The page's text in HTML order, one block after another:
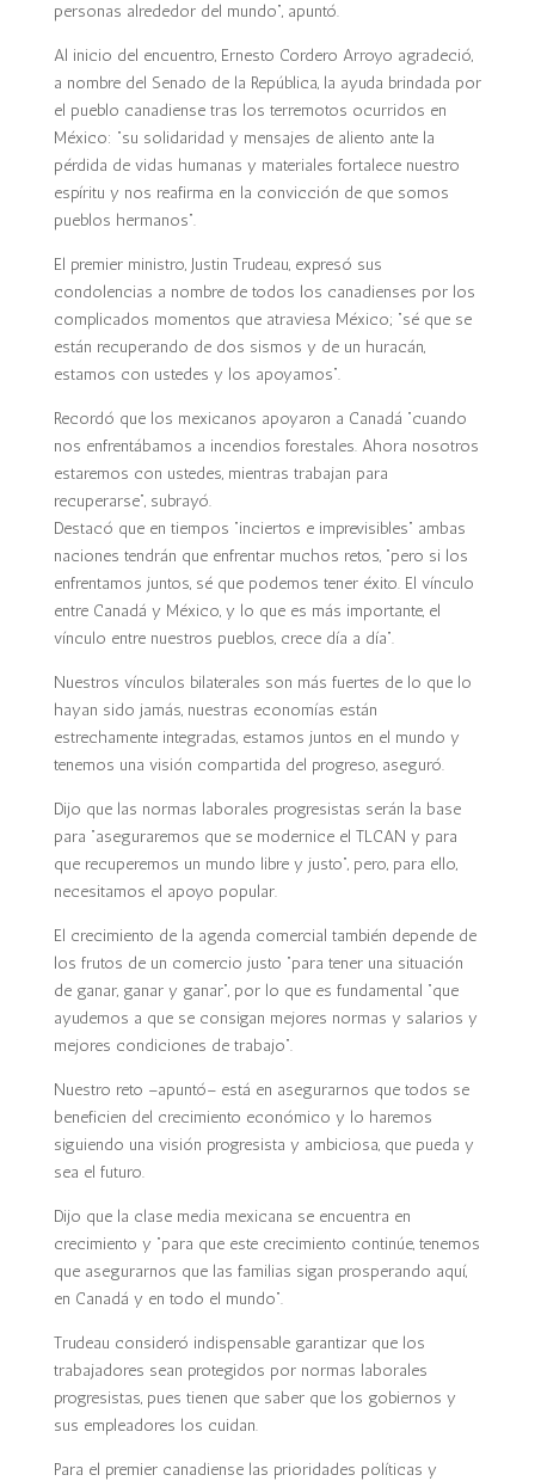
personas alrededor del mundo”, apuntó.
Al inicio del encuentro, Ernesto Cordero Arroyo agradeció,
a nombre del Senado de la República, la ayuda brindada por
el pueblo canadiense tras los terremotos ocurridos en
México: “su solidaridad y mensajes de aliento ante la
pérdida de vidas humanas y materiales fortalece nuestro
espíritu y nos reafirma en la convicción de que somos
pueblos hermanos”.
El premier ministro, Justin Trudeau, expresó sus
condolencias a nombre de todos los canadienses por los
complicados momentos que atraviesa México; “sé que se
están recuperando de dos sismos y de un huracán,
estamos con ustedes y los apoyamos”.
Recordó que los mexicanos apoyaron a Canadá “cuando
nos enfrentábamos a incendios forestales. Ahora nosotros
estaremos con ustedes, mientras trabajan para
recuperarse”, subrayó.
Destacó que en tiempos “inciertos e imprevisibles” ambas
naciones tendrán que enfrentar muchos retos, “pero si los
enfrentamos juntos, sé que podemos tener éxito. El vínculo
entre Canadá y México, y lo que es más importante, el
vínculo entre nuestros pueblos, crece día a día”.
Nuestros vínculos bilaterales son más fuertes de lo que lo
hayan sido jamás, nuestras economías están
estrechamente integradas, estamos juntos en el mundo y
tenemos una visión compartida del progreso, aseguró.
Dijo que las normas laborales progresistas serán la base
para “aseguraremos que se modernice el TLCAN y para
que recuperemos un mundo libre y justo”, pero, para ello,
necesitamos el apoyo popular.
El crecimiento de la agenda comercial también depende de
los frutos de un comercio justo “para tener una situación
de ganar, ganar y ganar”, por lo que es fundamental “que
ayudemos a que se consigan mejores normas y salarios y
mejores condiciones de trabajo”.
Nuestro reto –apuntó– está en asegurarnos que todos se
beneficien del crecimiento económico y lo haremos
siguiendo una visión progresista y ambiciosa, que pueda y
sea el futuro.
Dijo que la clase media mexicana se encuentra en
crecimiento y “para que este crecimiento continúe, tenemos
que asegurarnos que las familias sigan prosperando aquí,
en Canadá y en todo el mundo”.
Trudeau consideró indispensable garantizar que los
trabajadores sean protegidos por normas laborales
progresistas, pues tienen que saber que los gobiernos y
sus empleadores los cuidan.
Para el premier canadiense las prioridades políticas y